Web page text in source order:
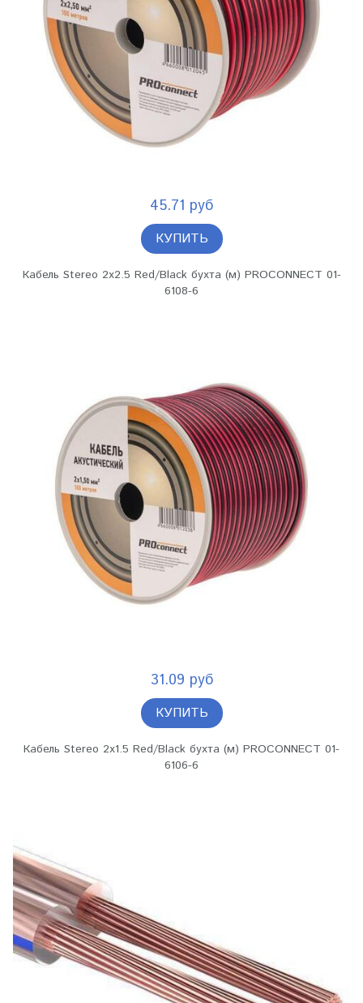
45.71 руб
КУПИТЬ
Кабель Stereo 2х2.5 Red/Black бухта (м) PROCONNECT 01-
6108-6
31.09 руб
КУПИТЬ
Кабель Stereo 2х1.5 Red/Black бухта (м) PROCONNECT 01-
6106-6